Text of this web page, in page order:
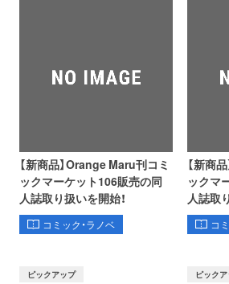
【新商品】Orange Maru刊コミ
ックマーケット106販売の同
人誌取り扱いを開始！
コミック・ラノベ
【新商
ックマ
人誌取
コ
ピックアップ ピック